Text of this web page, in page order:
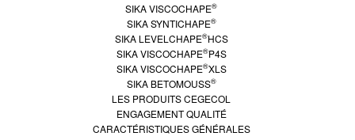
SIKA VISCOCHAPE®
SIKA SYNTICHAPE®
SIKA LEVELCHAPE®HCS
SIKA VISCOCHAPE®P4S
SIKA VISCOCHAPE®XLS
SIKA BETOMOUSS®
LES PRODUITS CEGECOL
ENGAGEMENT QUALITÉ
CARACTÉRISTIQUES GÉNÉRALES